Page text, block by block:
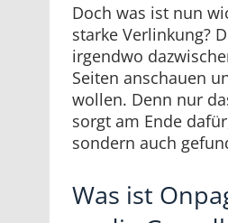
Doch was ist nun
starke Verlinkung?
irgendwo
Seiten anschauen
wollen. Denn nur
sorgt am Ende
sondern auch
Was ist